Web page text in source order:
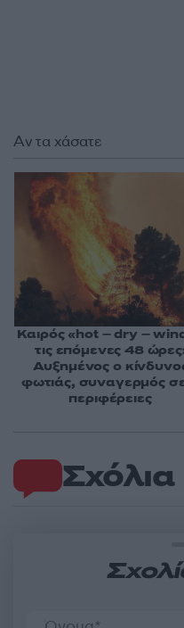
Σχόλια
Αν τα χάσατε
Καιρός «hot – dry –
τις επόμενες 48
Αυξημένος ο
φωτιάς, συναγερμός
περιφέρειες